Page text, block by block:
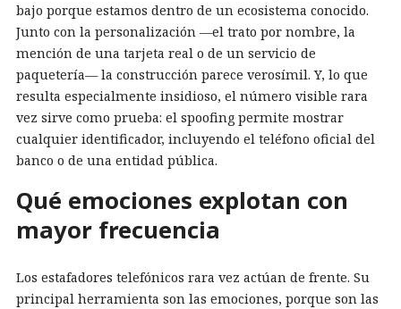
bajo porque estamos dentro de un ecosistema conocido.
Junto con la personalización —el trato por nombre, la
mención de una tarjeta real o de un servicio de
paquetería— la construcción parece verosímil. Y, lo que
resulta especialmente insidioso, el número visible rara
vez sirve como prueba: el spoofing permite mostrar
cualquier identificador, incluyendo el teléfono oficial del
banco o de una entidad pública.
Qué emociones explotan con
mayor frecuencia
Los estafadores telefónicos rara vez actúan de frente. Su
principal herramienta son las emociones, porque son las